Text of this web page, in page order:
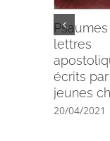
lettres
écrits
jeunes
20/04/2021